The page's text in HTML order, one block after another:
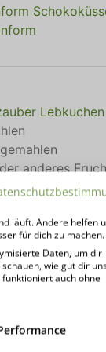
Lebkuchen
anderes
beliebige Sorte
läuft. Andere helfen
für dich zu machen.
Daten, um dir
wie gut dir
auch ohne